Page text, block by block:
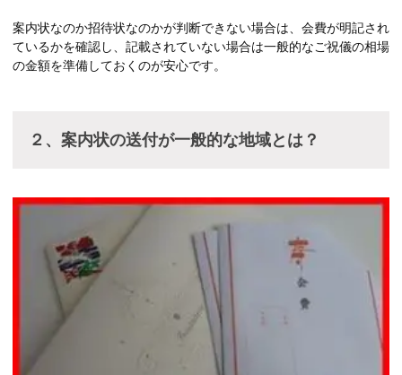
案内状なのか招待状なのかが判断できない場合は、会費が明記され
ているかを確認し、記載されていない場合は一般的なご祝儀の相場
の金額を準備しておくのが安心です。
２、案内状の送付が一般的な地域とは？